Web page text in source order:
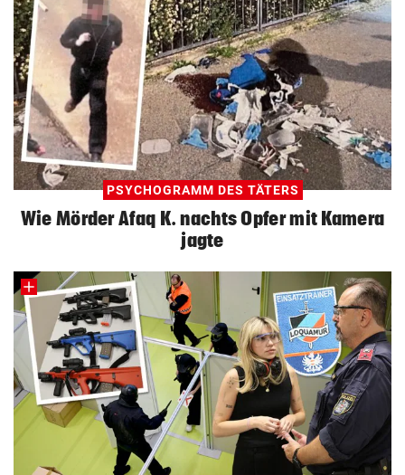
PSYCHOGRAMM DES TÄTERS
Wie Mörder Afaq K. nachts Opfer mit Kamera
jagte